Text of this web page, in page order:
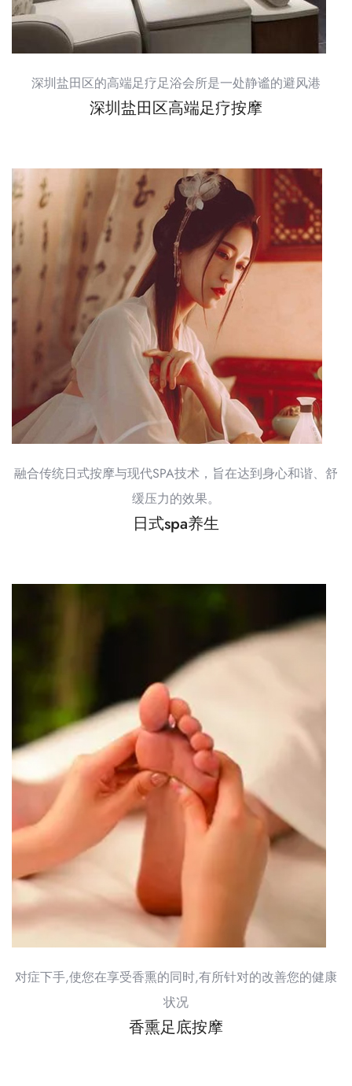
深圳盐田区的高端足疗足浴会所是一处静谧的避风港
深圳盐田区高端足疗按摩
融合传统日式按摩与现代SPA技术，旨在达到身心和谐、舒
缓压力的效果。
日式spa养生
对症下手,使您在享受香熏的同时,有所针对的改善您的健康
状况
香熏足底按摩